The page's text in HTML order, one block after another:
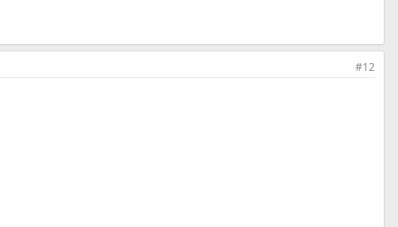
#12